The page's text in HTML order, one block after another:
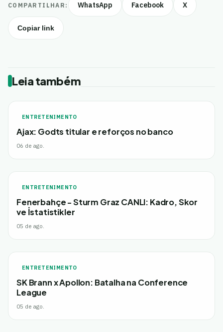
COMPARTILHAR: WhatsApp Facebook X
Copiar link
Leia também
ENTRETENIMENTO
Ajax: Godts titular e reforços no banco
06 de ago.
ENTRETENIMENTO
Fenerbahçe - Sturm Graz CANLI: Kadro, Skor
ve İstatistikler
05 de ago.
ENTRETENIMENTO
SK Brann x Apollon: Batalha na Conference
League
05 de ago.